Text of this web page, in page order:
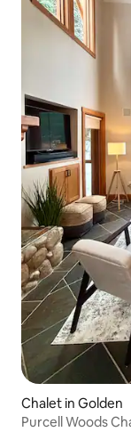
Chalet in Golden
Purcell Woods